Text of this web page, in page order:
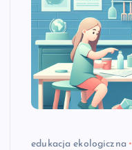
edukacja ekologiczna